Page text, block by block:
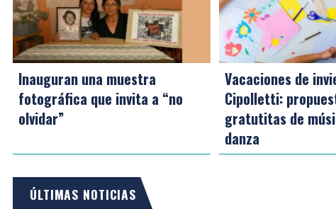
Inauguran una muestra
fotográfica que invita a “no
olvidar”
Vacaciones de
Cipolletti:
gratutitas de
danza
ÚLTIMAS NOTICIAS